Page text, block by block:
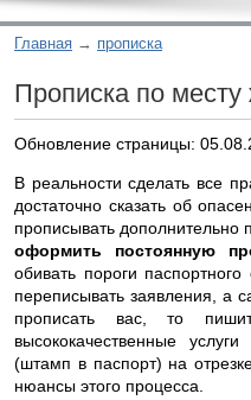
Главная прописка
Прописка по
Обновление страницы:
В реальности сделать все
достаточно сказать об
прописывать
оформить постоянную
обивать пороги
переписывать заявления, а
прописать вас, то
высококачественные
(штамп в паспорт) на
нюансы этого процесса.